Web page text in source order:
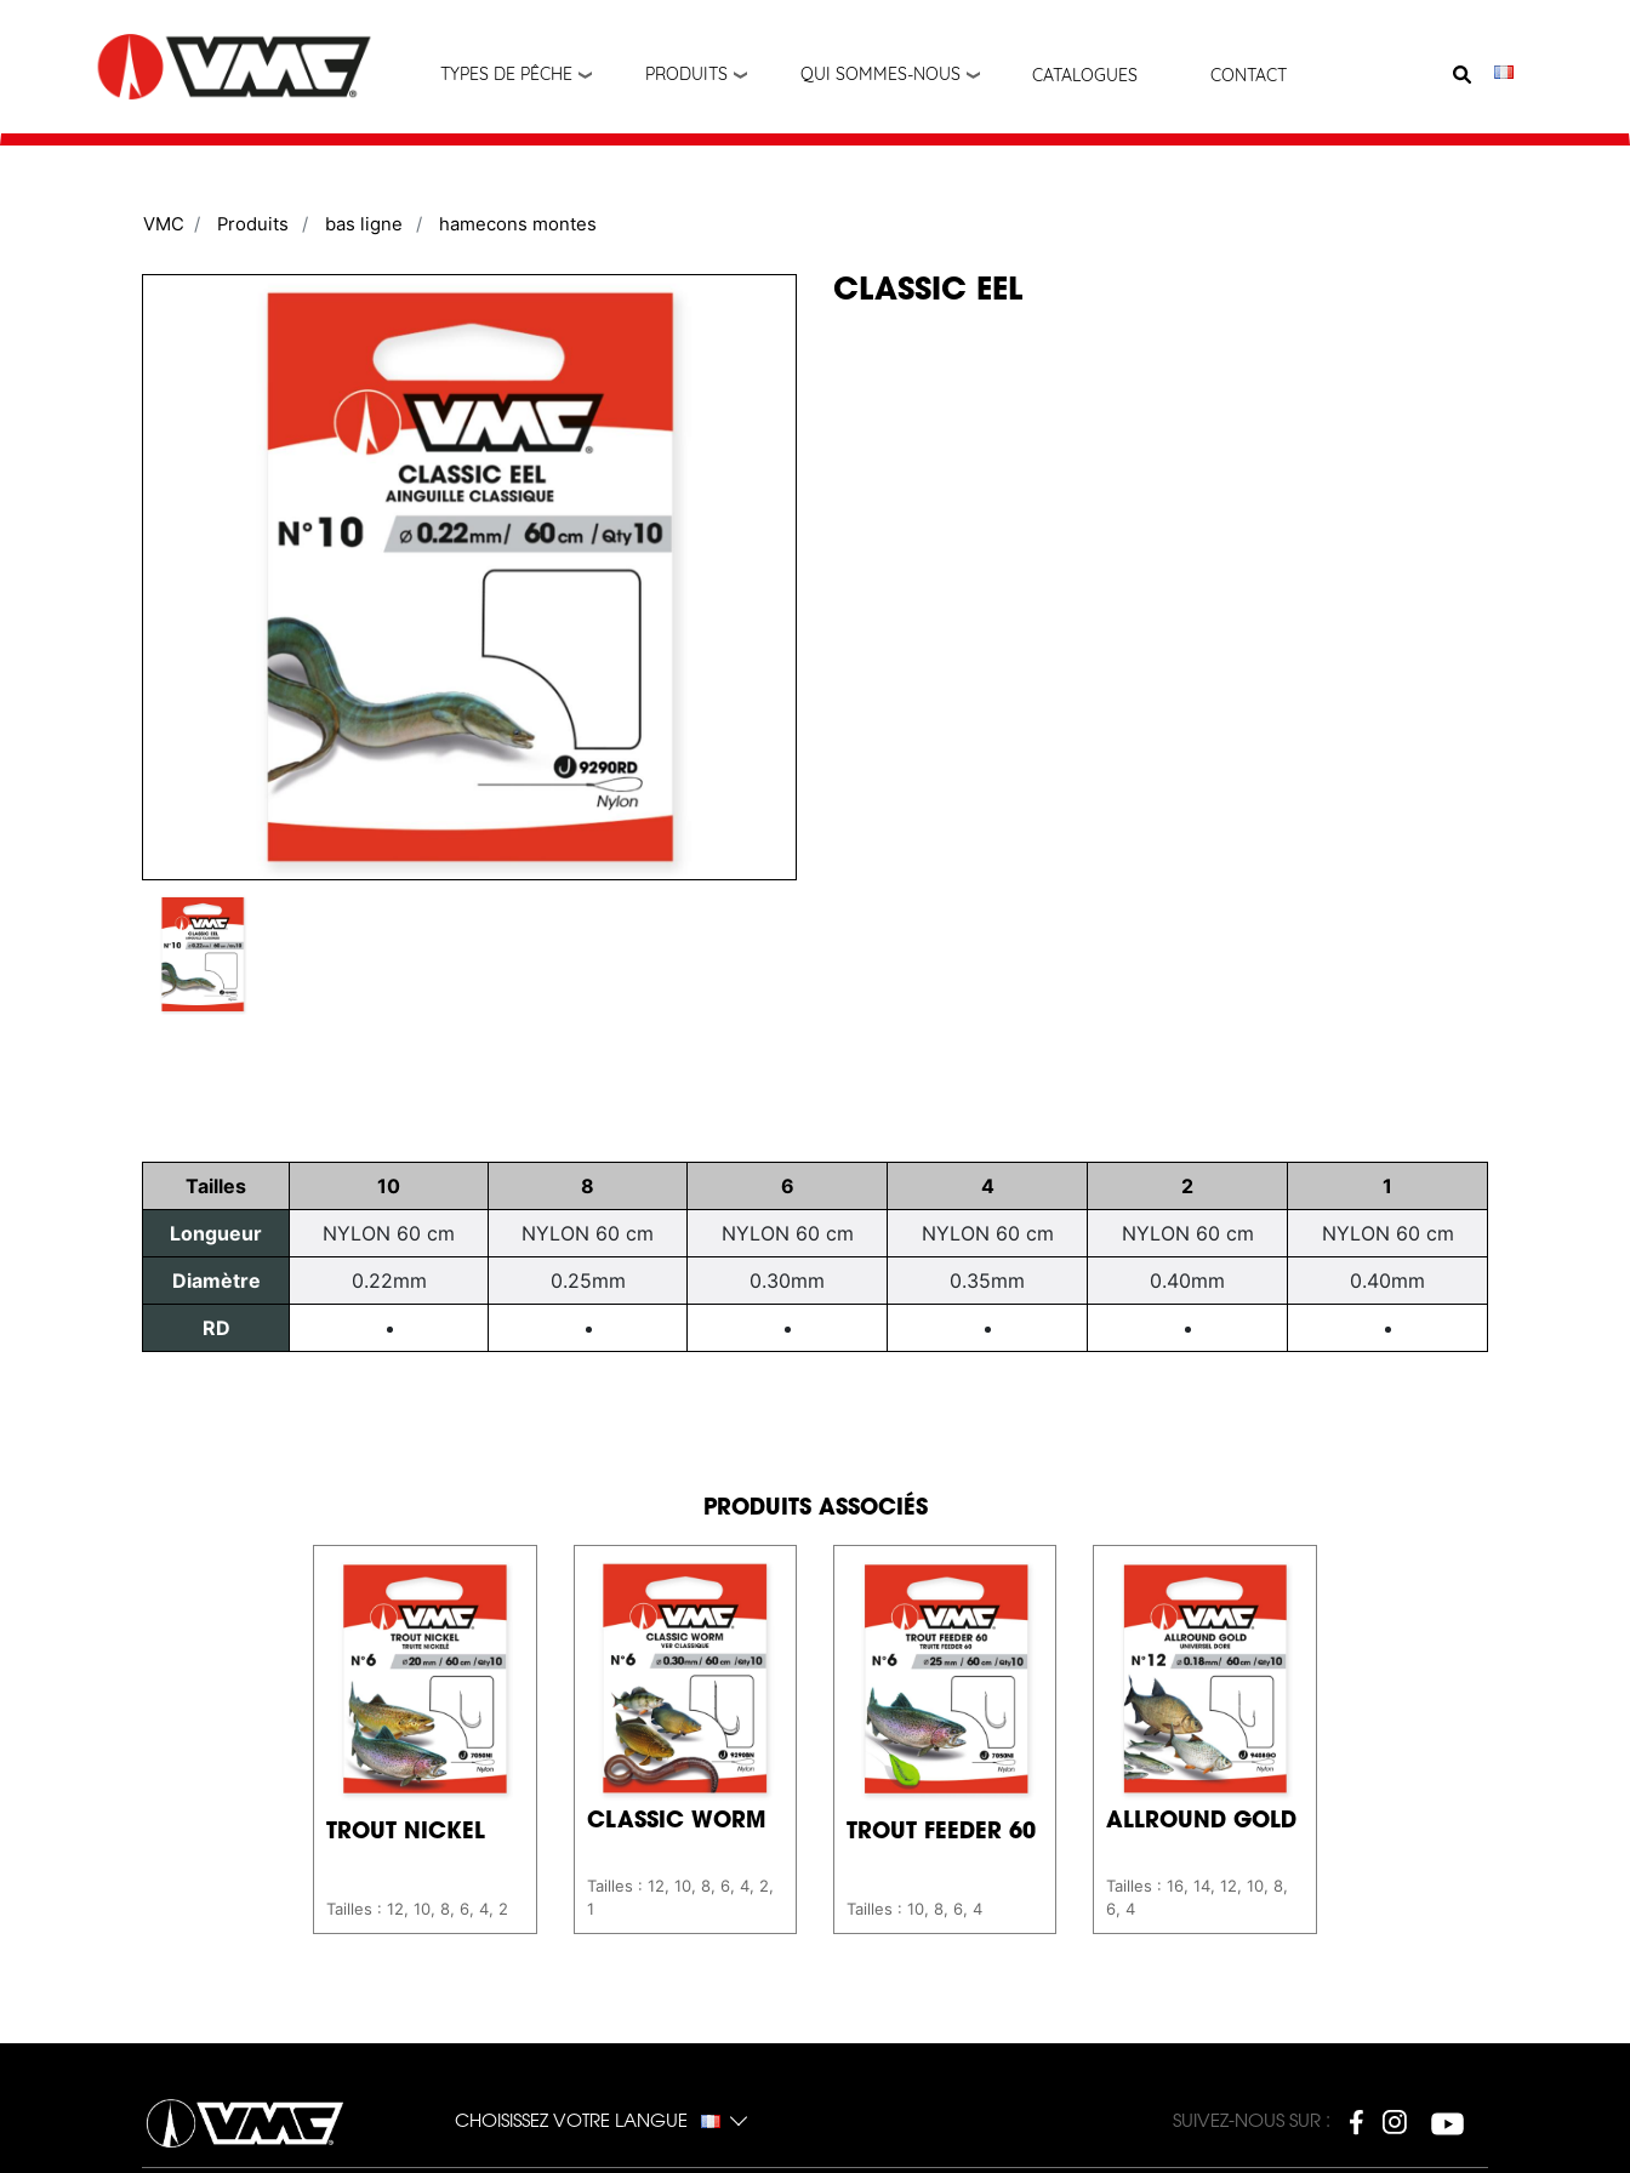
contenu
TYPES DE PÊCHE PRODUITS QUI SOMMES-NOUS CATALOGUES CONTACT
VMC Produits bas ligne hamecons montes
CLASSIC EEL
Tailles 10 8 6 4 2
1
Longueur
NYLON 60 cm NYLON 60 cm NYLON 60 cm NYLON 60 cm NYLON 60 cm
NYLON 60 cm
Diamètre
0.22mm 0.25mm 0.30mm 0.35mm 0.40mm
0.40mm
RD
PRODUITS ASSOCIÉS
TROUT NICKEL
Tailles : 12, 10, 8, 6, 4, 2
CLASSIC WORM
Tailles : 12, 10, 8, 6, 4, 2,
1
TROUT FEEDER 60
Tailles : 10, 8, 6, 4
ALLROUND GOLD
Tailles : 16, 14, 12, 10, 8,
6, 4
CHOISISSEZ VOTRE LANGUE SUIVEZ-NOUS SUR :